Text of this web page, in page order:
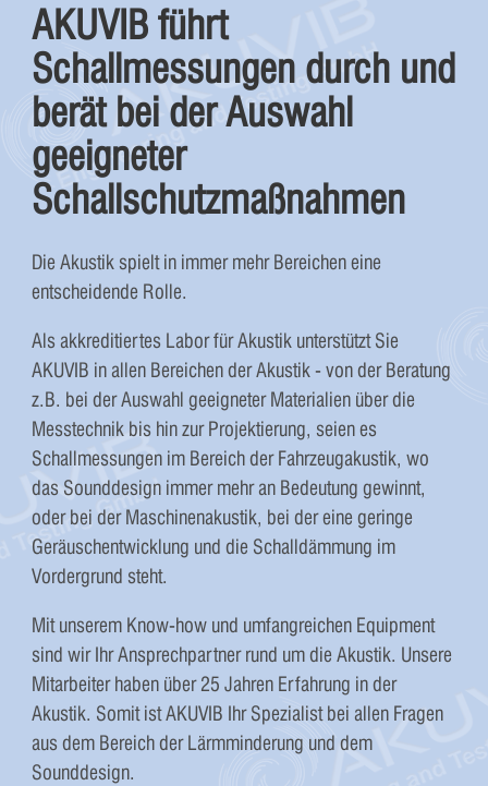
AKUVIB führt
Schallmessungen durch und
berät bei der Auswahl
geeigneter
Schallschutzmaßnahmen
Die Akustik spielt in immer mehr Bereichen eine
entscheidende Rolle.
Als akkreditiertes Labor für Akustik unterstützt Sie
AKUVIB in allen Bereichen der Akustik - von der Beratung
z.B. bei der Auswahl geeigneter Materialien über die
Messtechnik bis hin zur Projektierung, seien es
Schallmessungen im Bereich der Fahrzeugakustik, wo
das Sounddesign immer mehr an Bedeutung gewinnt,
oder bei der Maschinenakustik, bei der eine geringe
Geräuschentwicklung und die Schalldämmung im
Vordergrund steht.
Mit unserem Know-how und umfangreichen Equipment
sind wir Ihr Ansprechpartner rund um die Akustik. Unsere
Mitarbeiter haben über 25 Jahren Erfahrung in der
Akustik. Somit ist AKUVIB Ihr Spezialist bei allen Fragen
aus dem Bereich der Lärmminderung und dem
Sounddesign.